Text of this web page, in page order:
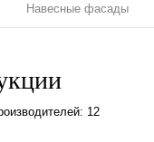
Навесные фасады
12